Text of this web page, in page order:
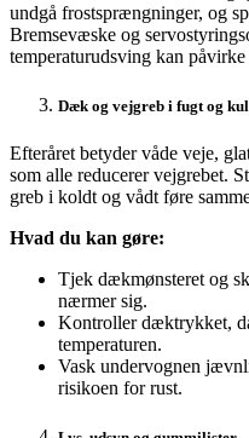
undgå frostsprængninger, og
Bremsevæske og
temperaturudsving kan
Dæk og vejgreb i fugt og
Efteråret betyder våde veje,
som alle reducerer vejgrebet.
greb i koldt og vådt føre
Hvad du kan gøre:
Tjek dækmønsteret og
nærmer sig.
Kontroller dæktrykket,
temperaturen.
Vask undervognen
risikoen for rust.